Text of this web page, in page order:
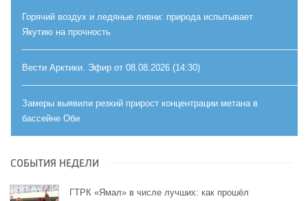
Горячий воздух и ледяные ливни: природа испытывает
Якутию на прочность
Вести Арктики. Эфир от 08.08.2026 (14:30)
Замеры выявили резкий прирост концентрации метана в
бассейне Оби
СОБЫТИЯ НЕДЕЛИ
ГТРК «Ямал» в числе лучших: как прошёл